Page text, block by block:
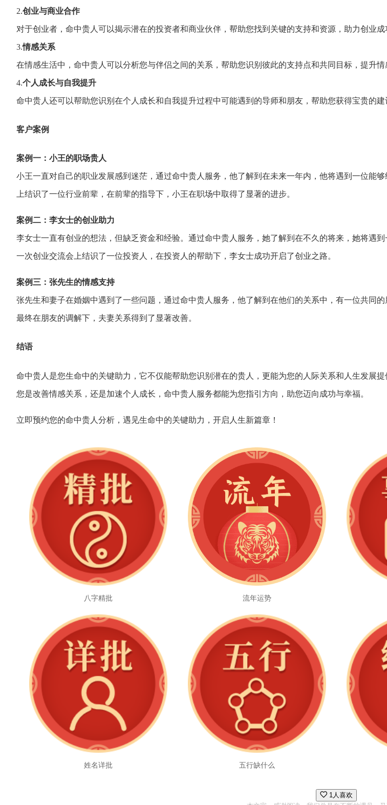
2.创业与商业合作
对于创业者， 命中贵人可以揭示潜在的投资者和商业伙伴， 帮助您找到关键的支持和资源， 助力创业成
3.情感关系
在情感生活中， 命中贵人可以分析您与伴侣之间的关系， 帮助您识别彼此的支持点和共同目标 ， 提升情
4.个人成长与自我提升
命中贵人还可以帮助您识别在个人成长和自我提升过程中可能遇到的导师和朋友， 帮助您获得宝贵的建
客户案例
案例一：小王的职场贵人
小王一直对自己的职业发展感到迷茫 ， 通过命中贵人服务， 他了解到在未来一年内， 他将遇到一位能够
上结识了一位行业前辈， 在前辈的指导下， 小王在职场中取得了显著的进步。
案例二：李女士的创业助力
李女士一直有创业的想法， 但缺乏资金和经验。 通过命中贵人服务， 她了解到在不久的将来， 她将遇到
一次创业交流会上结识了一位投资人， 在投资人的帮助下， 李女士成功开启了创业之路。
案例三：张先生的情感支持
张先生和妻子在婚姻中遇到了一些问题， 通过命中贵人服务， 他了解到在他们的关系中， 有一位共同的
最终在朋友的调解下， 夫妻关系得到了显著改善。
结语
命中贵人是您生命中的关键助力， 它不仅能帮助您识别潜在的贵人， 更能为您的人际关系和人生发展提
您是改善情感关系， 还是加速个人成长， 命中贵人服务都能为您指引方向， 助您迈向成功与幸福。
立即预约您的命中贵人分析， 遇见生命中的关键助力， 开启人生新篇章！
八字精批 流年运势
姓名详批 五行缺什么
1人喜欢